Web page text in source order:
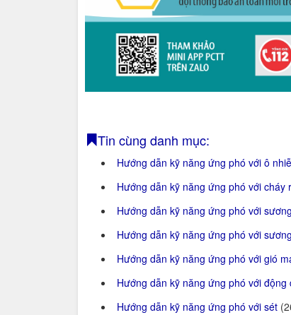
Tin cùng danh mục:
Hướng dẫn kỹ năng ứng phó với ô
Hướng dẫn kỹ năng ứng phó với cháy
Hướng dẫn kỹ năng ứng phó với
Hướng dẫn kỹ năng ứng phó với
Hướng dẫn kỹ năng ứng phó với gió
Hướng dẫn kỹ năng ứng phó với động
Hướng dẫn kỹ năng ứng phó với sét